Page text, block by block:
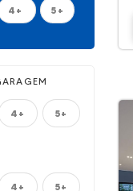
4+ 5+
4+ 5+
4+ 5+